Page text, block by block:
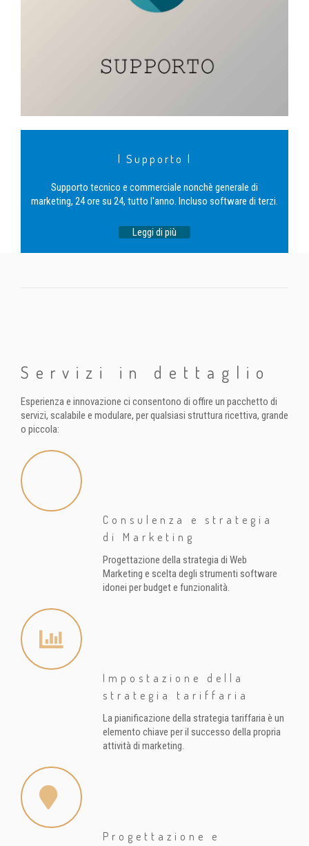
| Supporto |
Supporto tecnico e commerciale nonchè generale di
marketing, 24 ore su 24, tutto l'anno. Incluso software di terzi.
Leggi di più
Servizi in dettaglio
Esperienza e innovazione ci consentono di offire un pacchetto di
servizi, scalabile e modulare, per qualsiasi struttura ricettiva, grande
o piccola:
Consulenza e strategia
di Marketing
Progettazione della strategia di Web
Marketing e scelta degli strumenti software
idonei per budget e funzionalità.
Impostazione della
strategia tariffaria
La pianificazione della strategia tariffaria è un
elemento chiave per il successo della propria
attività di marketing.
Progettazione e